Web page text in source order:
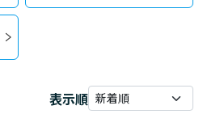
表示順